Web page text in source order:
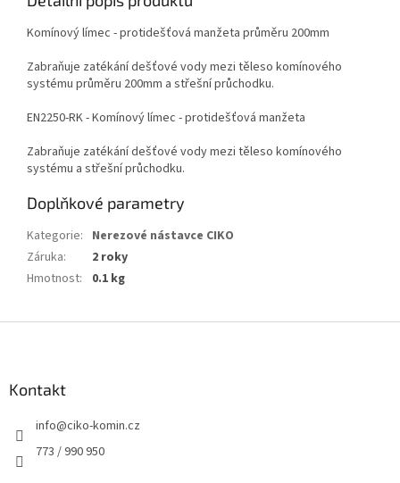
Komínový límec - protidešťová manžeta průměru 200mm
Zabraňuje zatékání dešťové vody mezi těleso komínového
systému průměru 200mm a střešní průchodku.
EN2250-RK - Komínový límec - protidešťová manžeta
Zabraňuje zatékání dešťové vody mezi těleso komínového
systému a střešní průchodku.
Doplňkové parametry
Kategorie: Nerezové nástavce CIKO
Záruka:
2 roky
Hmotnost: 0.1 kg
Kontakt
info@ciko-komin.cz
773 / 990 950